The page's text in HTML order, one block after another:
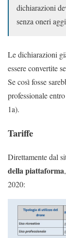
dichiarazioni
senza oneri
Le dichiarazioni
essere convertite
Se così fosse
professionale
1a).
Tariffe
Direttamente dal
della piattaforma
2020: